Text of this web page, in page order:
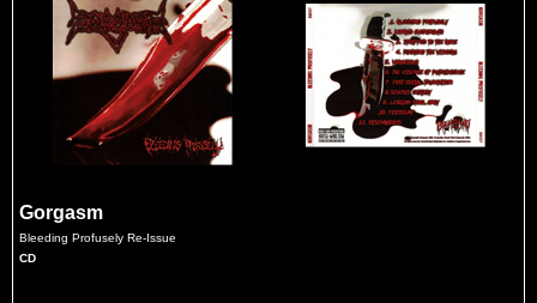
Gorgasm
Bleeding Profusely Re-Issue
CD